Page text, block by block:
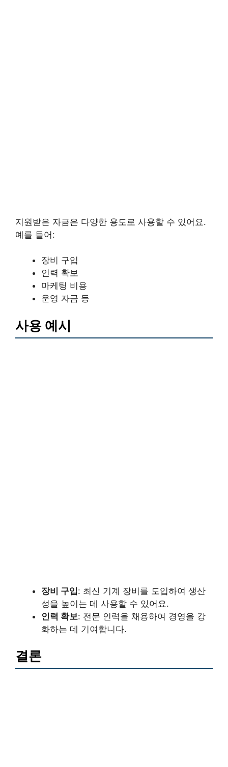
지원받은 자금은 다양한 용도로 사용할 수 있어요.
예를 들어:
장비 구입
인력 확보
마케팅 비용
운영 자금 등
사용 예시
장비 구입: 최신 기계 장비를 도입하여 생산
성을 높이는 데 사용할 수 있어요.
인력 확보: 전문 인력을 채용하여 경영을 강
화하는 데 기여합니다.
결론